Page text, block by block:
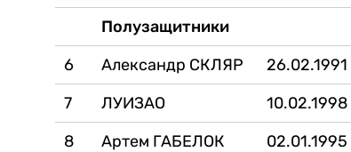
Полузащитники
6
Александр СКЛЯР 26.02.1991
7
ЛУИЗАО 10.02.1998
8
Артем ГАБЕЛОК 02.01.1995